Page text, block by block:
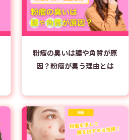
粉瘤の臭いは膿や角質が原
因？粉瘤が臭う理由とは